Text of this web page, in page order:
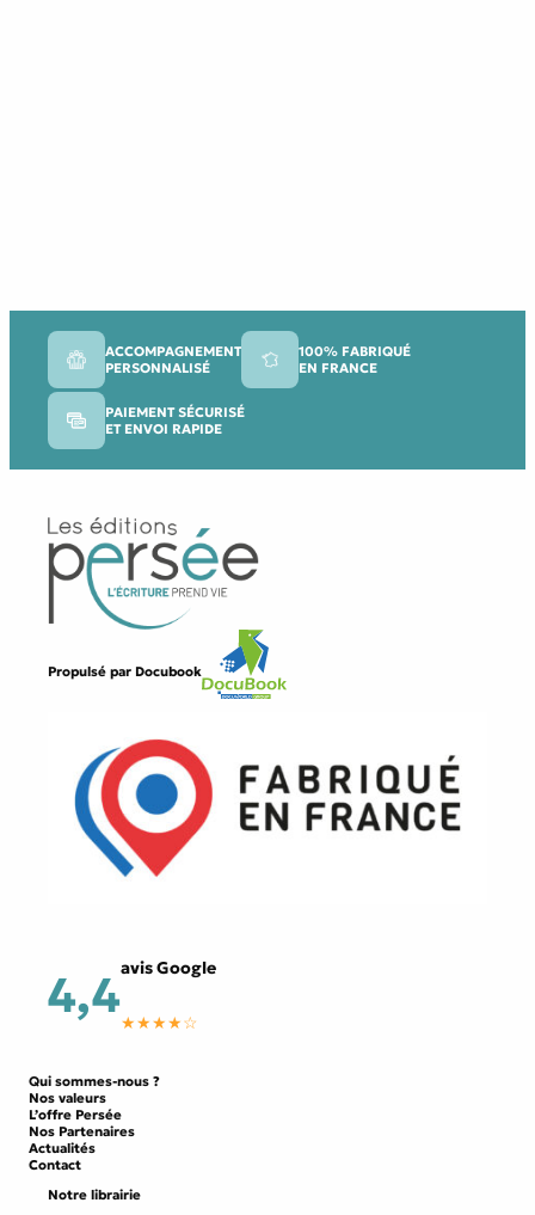
ACCOMPAGNEMENT
PERSONNALISÉ
100% FABRIQUÉ
EN FRANCE
PAIEMENT SÉCURISÉ
ET ENVOI RAPIDE
Propulsé par Docubook
4,4avis Google
★★★★☆
Qui sommes-nous ?
Nos valeurs
L’offre Persée
Nos Partenaires
Actualités
Contact
Notre librairie